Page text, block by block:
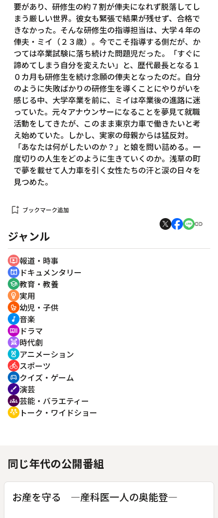
要があり、研修生の約７割が俥夫になれず脱落してし
まう厳しい世界。彼女も緊張で結果が残せず、合格で
きなかった。そんな研修生の指導担当は、大学４年の
俥夫・ミイ（２３歳）。今でこそ指導する側だが、か
つては卒業試験に落ち続けた問題児だった。「すぐに
諦めてしまう自分を変えたい」と、歴代最長となる１
０カ月も研修生を続け念願の俥夫となったのだ。自分
のように失敗ばかりの研修生を導くことにやりがいを
感じる中、大学卒業を前に、ミイは卒業後の進路に迷
っていた。元々アナウンサーになることを夢見て就職
活動をしてきたが、このまま東京力車で働きたいと考
え始めていた。しかし、実家の母親からは猛反対。
「あなたは何がしたいのか？」と娘を問い詰める。一
度切りの人生をどのように生きていくのか。浅草の町
で夢を載せて人力車を引く女性たちの汗と涙の日々を
見つめた。
bookmark_add ブックマーク追加
ジャンル
ondemand_video 報道・時事
cinematic_blur ドキュメンタリー
school 教育・教養
emoji_objects 実用
crib 幼児・子供
music_note 音楽
recent_actors ドラマ
swords 時代劇
cruelty_free アニメーション
directions_bike スポーツ
sports_esports クイズ・ゲーム
brush 演芸
groups 芸能・バラエティー
adaptive_audio_mic トーク・ワイドショー
同じ年代の公開番組
お産を守る ―産科医一人の奥能登―